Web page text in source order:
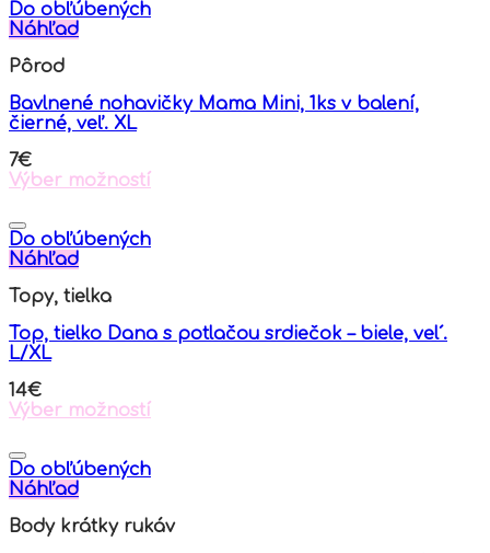
Do obľúbených
Náhľad
Pôrod
Bavlnené nohavičky Mama Mini, 1ks v balení,
čierné, veľ. XL
7€
Výber možností
product
has
multiple
The
may
be
chosen
on
the
page
Do obľúbených
Náhľad
Topy, tielka
Top, tielko Dana s potlačou srdiečok – biele, vel´.
L/XL
14€
Výber možností
product
has
multiple
The
Do obľúbených
Náhľad
Body krátky rukáv